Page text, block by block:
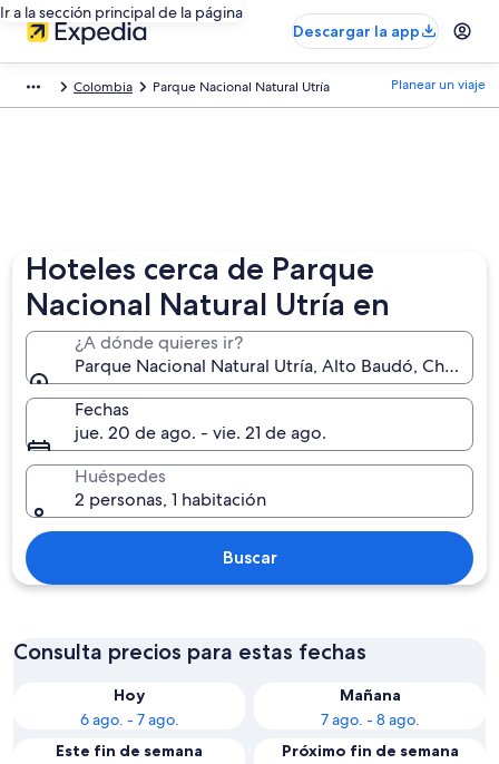
Ir a la sección principal de la página
Descargar la app
Colombia Parque Nacional Natural Utría Planear un viaje
Hoteles cerca de Parque
Nacional Natural Utría en
¿A dónde quieres ir?
Parque Nacional Natural Utría, Alto Baudó, Chocó,
Fechas
jue. 20 de ago. - vie. 21 de ago.
Huéspedes
2 personas, 1 habitación
Buscar
Consulta precios para estas fechas
Hoy
6 ago. - 7 ago.
Mañana
7 ago. - 8 ago.
Este fin de semana
Próximo fin de semana